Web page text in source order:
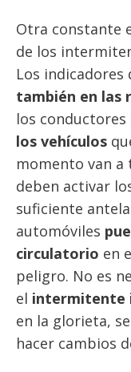
Otra constante
de los
Los indicadores
también en las
los conductores
los vehículos
momento van a
deben activar
suficiente
automóviles
circulatorio en
peligro. No es
el intermitente
en la glorieta,
hacer cambios